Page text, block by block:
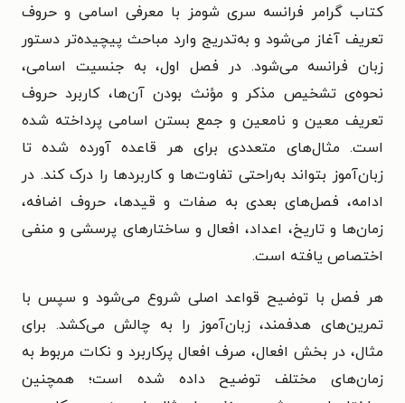
کتاب گرامر فرانسه سری شومز با معرفی اسامی و حروف
تعریف آغاز می‌شود و به‌تدریج وارد مباحث پیچیده‌تر دستور
زبان فرانسه می‌شود. در فصل اول، به جنسیت اسامی،
نحوه‌ی تشخیص مذکر و مؤنث بودن آن‌ها، کاربرد حروف
تعریف معین و نامعین و جمع بستن اسامی پرداخته شده
است. مثال‌های متعددی برای هر قاعده آورده شده تا
زبان‌آموز بتواند به‌راحتی تفاوت‌ها و کاربردها را درک کند. در
ادامه، فصل‌های بعدی به صفات و قیدها، حروف اضافه،
زمان‌ها و تاریخ، اعداد، افعال و ساختارهای پرسشی و منفی
اختصاص یافته است.
هر فصل با توضیح قواعد اصلی شروع می‌شود و سپس با
تمرین‌های هدفمند، زبان‌آموز را به چالش می‌کشد. برای
مثال، در بخش افعال، صرف افعال پرکاربرد و نکات مربوط به
زمان‌های مختلف توضیح داده شده است؛ همچنین